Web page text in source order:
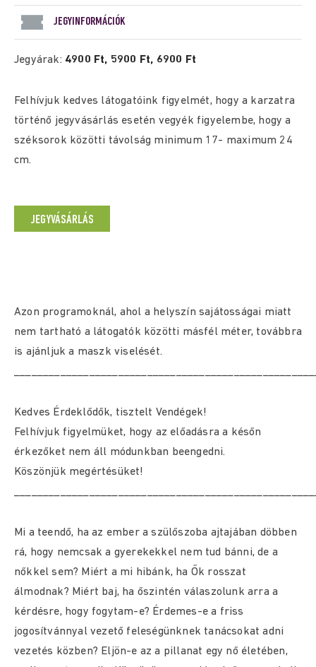
JEGYINFORMÁCIÓK
Jegyárak: 4900 Ft, 5900 Ft, 6900 Ft
Felhívjuk kedves látogatóink figyelmét, hogy a karzatra
történő jegyvásárlás esetén vegyék figyelembe, hogy a
széksorok közötti távolság minimum 17- maximum 24
cm.
JEGYVÁSÁRLÁS
Azon programoknál, ahol a helyszín sajátosságai miatt
nem tartható a látogatók közötti másfél méter, továbbra
is ajánljuk a maszk viselését.
Kedves Érdeklődők, tisztelt Vendégek!
Felhívjuk figyelmüket, hogy az előadásra a későn
érkezőket nem áll módunkban beengedni.
Köszönjük megértésüket!
Mi a teendő, ha az ember a szülőszoba ajtajában döbben
rá, hogy nemcsak a gyerekekkel nem tud bánni, de a
nőkkel sem? Miért a mi hibánk, ha Ők rosszat
álmodnak? Miért baj, ha őszintén válaszolunk arra a
kérdésre, hogy fogytam-e? Érdemes-e a friss
jogosítvánnyal vezető feleségünknek tanácsokat adni
vezetés közben? Eljön-e az a pillanat egy nő életében,